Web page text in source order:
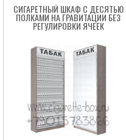
СИГАРЕТНЫЙ ШКАФ С ДЕСЯТЬЮ
ПОЛКАМИ НА ГРАВИТАЦИИ БЕЗ
РЕГУЛИРОВКИ ЯЧЕЕК